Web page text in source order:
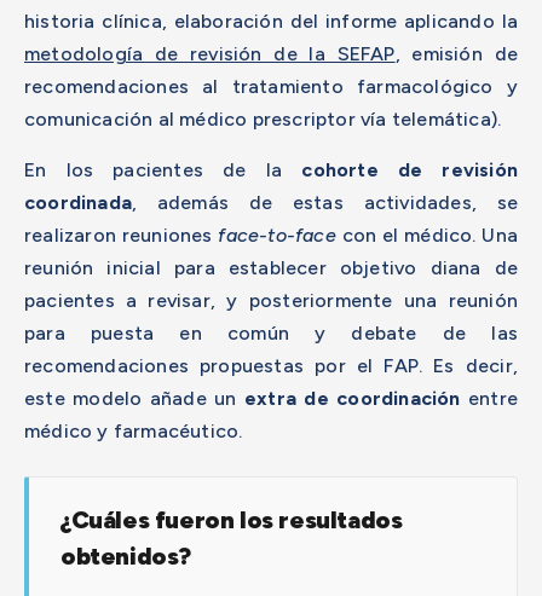
historia clínica, elaboración del informe aplicando la
metodología de revisión de la SEFAP, emisión de
recomendaciones al tratamiento farmacológico y
comunicación al médico prescriptor vía telemática).
En los pacientes de la cohorte de revisión
coordinada , además de estas actividades, se
realizaron reuniones face-to-facecon el médico. Una
reunión inicial para establecer objetivo diana de
pacientes a revisar, y posteriormente una reunión
para puesta en común y debate de las
recomendaciones propuestas por el FAP. Es decir,
este modelo añade un extra de coordinación entre
médico y farmacéutico.
¿Cuáles fueron los resultados
obtenidos?